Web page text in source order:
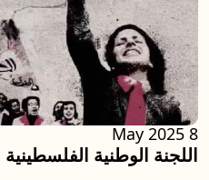
اللجنة الوطنية الفلسطينية
8 May 2025